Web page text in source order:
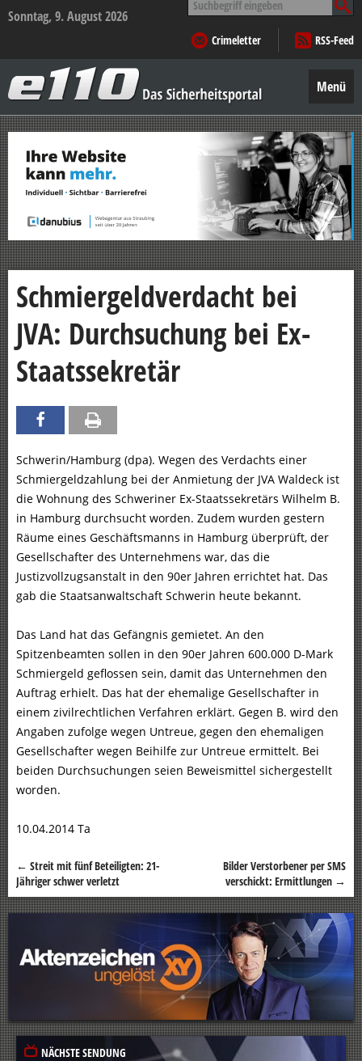
Sonntag, 9. August 2026
nach:
Crimeletter
RSS-Feed
–
Das
Sicherheitsportal
Menü
Zum
Inhalt
springen
Schmiergeldverdacht bei
JVA: Durchsuchung bei Ex-
Staatssekretär
Schwerin/Hamburg (dpa). Wegen des Verdachts einer
Schmiergeldzahlung bei der Anmietung der JVA Waldeck ist
die Wohnung des Schweriner Ex-Staatssekretärs Wilhelm B.
in Hamburg durchsucht worden. Zudem wurden gestern
Räume eines Geschäftsmanns in Hamburg überprüft, der
Gesellschafter des Unternehmens war, das die
Justizvollzugsanstalt in den 90er Jahren errichtet hat. Das
gab die Staatsanwaltschaft Schwerin heute bekannt.
Das Land hat das Gefängnis gemietet. An den
Spitzenbeamten sollen in den 90er Jahren 600.000 D-Mark
Schmiergeld geflossen sein, damit das Unternehmen den
Auftrag erhielt. Das hat der ehemalige Gesellschafter in
einem zivilrechtlichen Verfahren erklärt. Gegen B. wird den
Angaben zufolge wegen Untreue, gegen den ehemaligen
Gesellschafter wegen Beihilfe zur Untreue ermittelt. Bei
beiden Durchsuchungen seien Beweismittel sichergestellt
worden.
10.04.2014 Ta
Beitragsnavigation
← Streit mit fünf Beteiligten: 21-
Jähriger schwer verletzt
Bilder Verstorbener per SMS
verschickt: Ermittlungen →
NÄCHSTE SENDUNG